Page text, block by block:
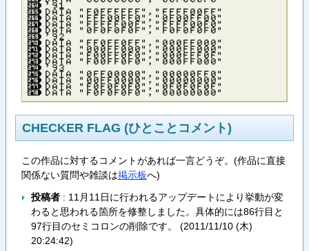
’９１
ＤＡＴＡ ”Ｆ０ＦＦＦＦＦＦ”，”ＦＦＦＦ００ＦＦ”
ＤＡＴＡ ”ＦＦＦ００ＦＦ０”，”０Ｆ００ＦＦ００”
ＤＡＴＡ ”ＦＦＦＦＦ００Ｆ”，”ＦＦＦＦ００Ｆ０”
ＤＡＴＡ ”０Ｆ０Ｆ０Ｆ０Ｆ”，”Ｆ０Ｆ０Ｆ０Ｆ０”
’９２
ＤＡＴＡ ”ＦＦ０ＦＦ０ＦＦ”，”０００ＦＦ０００”
ＤＡＴＡ ”０００ＦＦ０００”，”０００ＦＦ０００”
ＤＡＴＡ ”Ｆ００ＦＦ０Ｆ０”，”０００ＦＦＦ０Ｆ”
ＤＡＴＡ ”Ｆ００ＦＦ０Ｆ０”，”０００ＦＦ０００”
’９３
ＤＡＴＡ ”０ＦＦ０００００”，”０００００ＦＦ０”
ＤＡＴＡ ”００ＦＦ００００”，”００００００００”
ＤＡＴＡ ”Ｆ０Ｆ０Ｆ０Ｆ０”，”０Ｆ０Ｆ０Ｆ０Ｆ”
ＤＡＴＡ ”Ｆ０Ｆ０Ｆ０Ｆ０”，”００００００００”
CHECKER FLAG (ひとことコメント)
この作品に対するコメントがあれば一言どうぞ。(作品に直接
関係ない質問や雑談は掲示板へ)
投稿者: 11月11日に行われるアップデートにより挙動が変
わると思われる箇所を修整しました。具体的には86行目と
97行目のセミコロンの削除です。 (2011/11/10 (木)
20:24:42)